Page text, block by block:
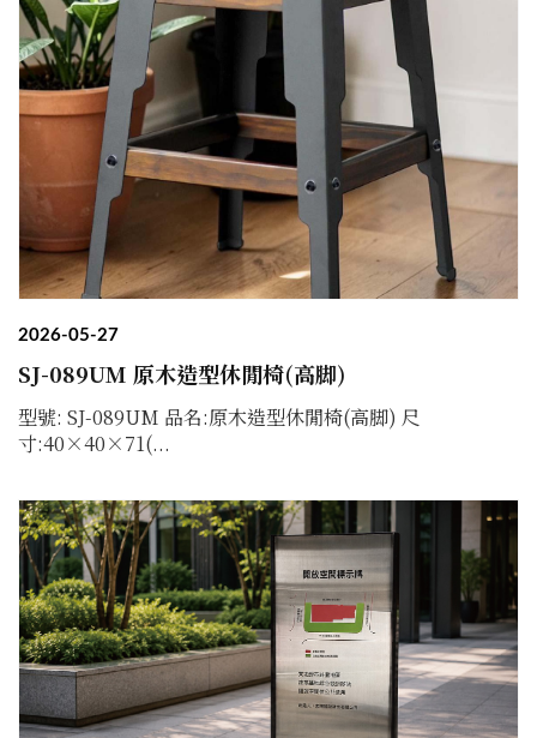
2026-05-27
SJ-089UM 原木造型休閒椅(高脚)
型號: SJ-089UM 品名:原木造型休閒椅(高脚) 尺
寸:40×40×71(...